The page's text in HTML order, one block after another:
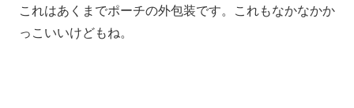
これはあくまでポーチの外包装です。これもなかなかか
っこいいけどもね。